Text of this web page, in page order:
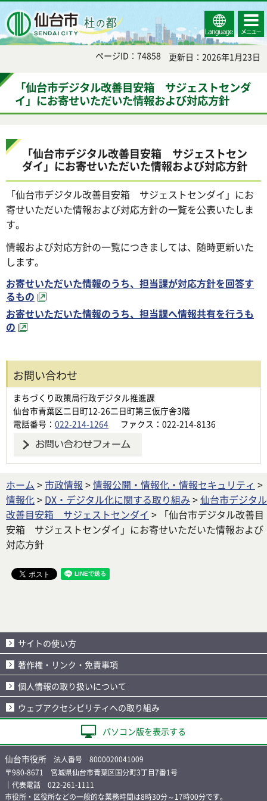
Select
Language
コンテ
ンツメ
ニュー
ページID：74858 更新日：2026年1月23日
「仙台市デジタル改善目安箱 サジェストセンダ
イ」にお寄せいただいた情報および対応方針
「仙台市デジタル改善目安箱 サジェストセン
ダイ」にお寄せいただいた情報および対応方針
「仙台市デジタル改善目安箱 サジェストセンダイ」にお
寄せいただいた情報および対応方針の一覧を公表いたしま
す。
情報および対応方針の一覧につきましては、随時更新いた
します。
お寄せいただいた情報のうち、担当課が対応方針を回答す
るもの
お寄せいただいた情報のうち、担当課へ情報共有を行うも
の
お問い合わせ
まちづくり政策局行政デジタル推進課
仙台市青葉区二日町12-26二日町第三仮庁舎3階
電話番号： 022-214-1264 ファクス：022-214-8136
ホーム >市政情報 >情報公開・情報化・情報セキュリティ >
情報化> DX・デジタル化に関する取り組み >仙台市デジタル
改善目安箱 サジェストセンダイ > 「仙台市デジタル改善目
安箱 サジェストセンダイ」にお寄せいただいた情報および
対応方針
サイトの使い方
著作権・リンク・免責事項
個人情報の取り扱いについて
ウェブアクセシビリティへの取り組み
パソコン版を表示する
仙台市役所 法人番号 8000020041009
〒980-8671 宮城県仙台市青葉区国分町3丁目7番1号
｜代表電話 022-261-1111
市役所・区役所などの一般的な業務時間は8時30分～17時00分です。